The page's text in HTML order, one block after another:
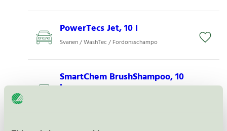
PowerTecs Jet, 10 l
Svanen / WashTec / Fordonsschampo
SmartChem BrushShampoo, 10
l